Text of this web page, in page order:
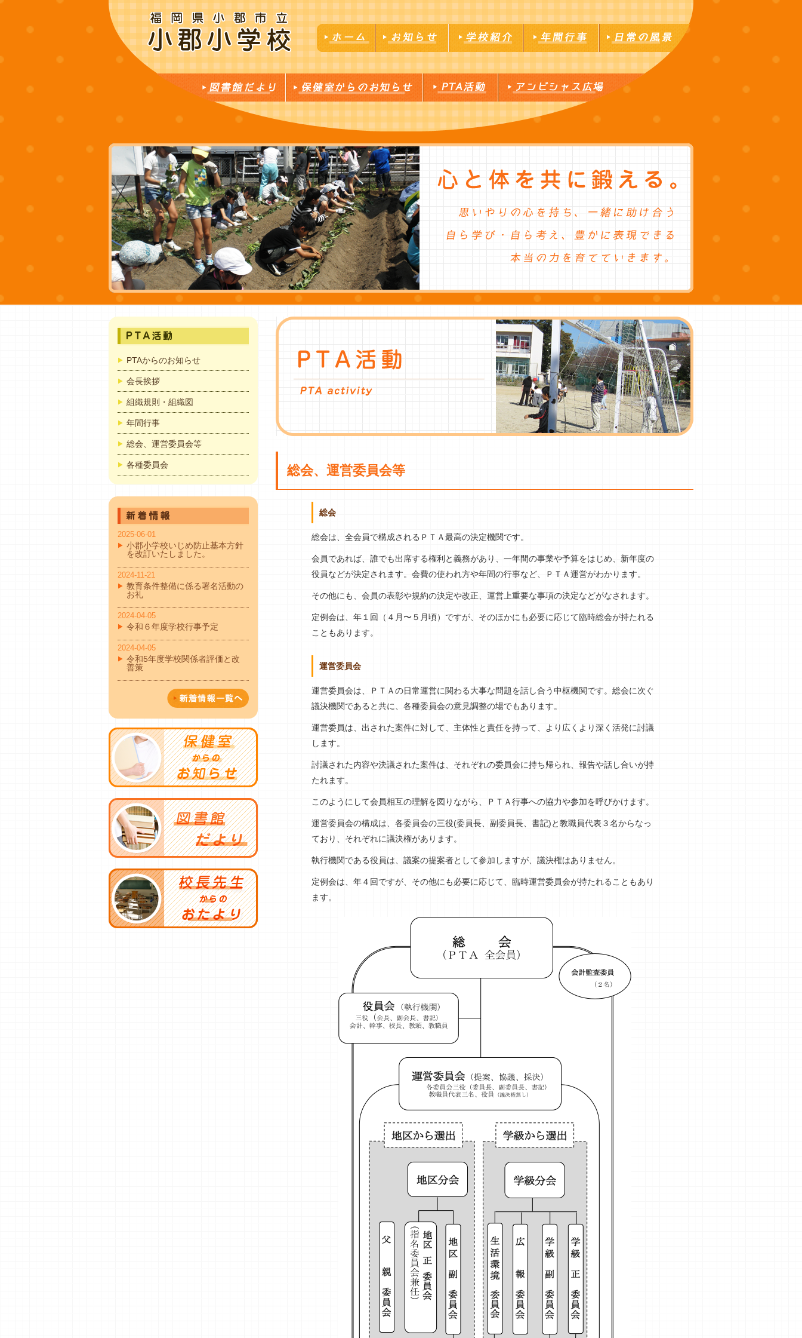
総会、運営委員会等
総会
総会は、全会員で構成されるＰＴＡ最高の決定機関です。
会員であれば、誰でも出席する権利と義務があり、一年間の事業や予算をはじめ、新年度の
役員などが決定されます。会費の使われ方や年間の行事など、ＰＴＡ運営がわかります。
その他にも、会員の表彰や規約の決定や改正、運営上重要な事項の決定などがなされます。
定例会は、年１回（４月〜５月頃）ですが、そのほかにも必要に応じて臨時総会が持たれる
こともあります。
運営委員会
運営委員会は、ＰＴＡの日常運営に関わる大事な問題を話し合う中枢機関です。総会に次ぐ
議決機関であると共に、各種委員会の意見調整の場でもあります。
運営委員は、出された案件に対して、主体性と責任を持って、より広くより深く活発に討議
します。
討議された内容や決議された案件は、それぞれの委員会に持ち帰られ、報告や話し合いが持
たれます。
このようにして会員相互の理解を図りながら、ＰＴＡ行事への協力や参加を呼びかけます。
運営委員会の構成は、各委員会の三役(委員長、副委員長、書記)と教職員代表３名からなっ
ており、それぞれに議決権があります。
執行機関である役員は、議案の提案者として参加しますが、議決権はありません。
定例会は、年４回ですが、その他にも必要に応じて、臨時運営委員会が持たれることもあり
ます。
PTAからのお知らせ
会長挨拶
組織規則・組織図
年間行事
総会、運営委員会等
各種委員会
2025-06-01
小郡小学校いじめ防止基本方針
を改訂いたしました。
2024-11-21
教育条件整備に係る署名活動の
お礼
2024-04-05
令和６年度学校行事予定
2024-04-05
令和5年度学校関係者評価と改
善策